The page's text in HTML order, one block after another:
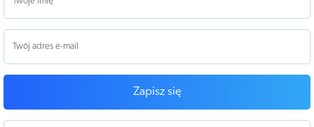
Zapisz się